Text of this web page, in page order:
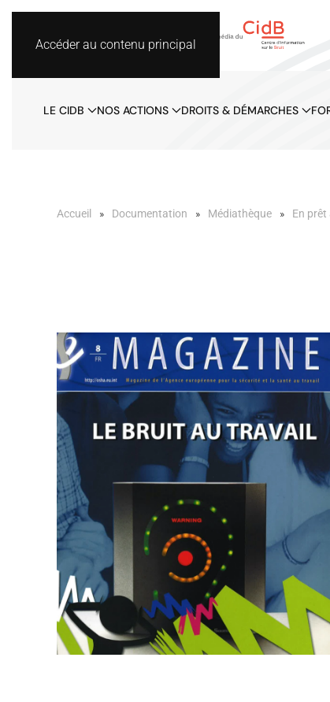
Accéder au contenu principal
LE CIDB NOS ACTIONS DROITS & DÉMARCHES
Accueil Documentation Médiathèque En prêt